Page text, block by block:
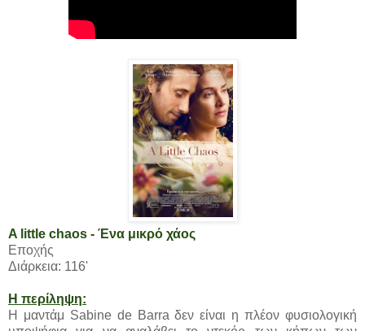
A little chaos - Ένα μικρό χάος
Εποχής
Διάρκεια: 116'
Η περίληψη:
Η μαντάμ Sabine de Barra δεν είναι η πλέον φυσιολογική